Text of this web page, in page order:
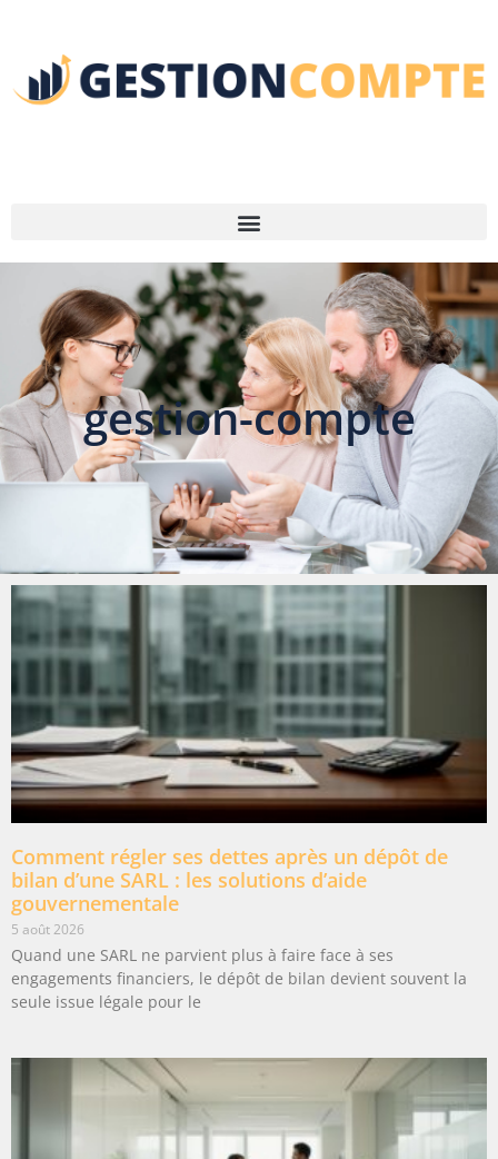
gestion-compte
Comment régler ses dettes après un dépôt de
bilan d’une SARL : les solutions d’aide
gouvernementale
5 août 2026
Quand une SARL ne parvient plus à faire face à ses
engagements financiers, le dépôt de bilan devient souvent la
seule issue légale pour le